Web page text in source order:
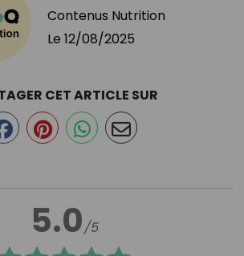
Contenus Nutrition
Le 12/08/2025
5.0/5
CET ARTICLE SUR